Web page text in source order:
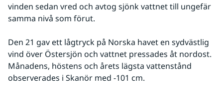
vinden sedan vred och avtog sjönk vattnet till ungefär
samma nivå som förut.
Den 21 gav ett lågtryck på Norska havet en sydvästlig
vind över Östersjön och vattnet pressades åt nordost.
Månadens, höstens och årets lägsta vattenstånd
observerades i Skanör med -101 cm.